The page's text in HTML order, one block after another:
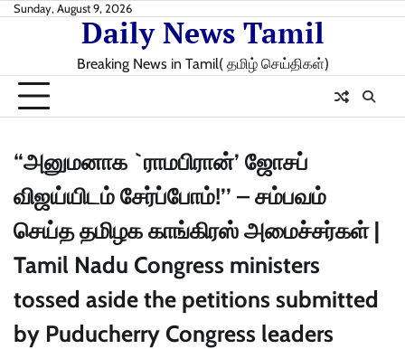
SkipSunday, August 9, 2026
Daily News Tamil
Breaking News in Tamil( தமிழ் செய்திகள்)
“அனுமனாக `ராமபிரான்’ ஜோசப்
விஜய்யிடம் சேர்ப்போம்!’’ – சம்பவம்
செய்த தமிழக காங்கிரஸ் அமைச்சர்கள் |
Tamil Nadu Congress ministers
tossed aside the petitions submitted
by Puducherry Congress leaders